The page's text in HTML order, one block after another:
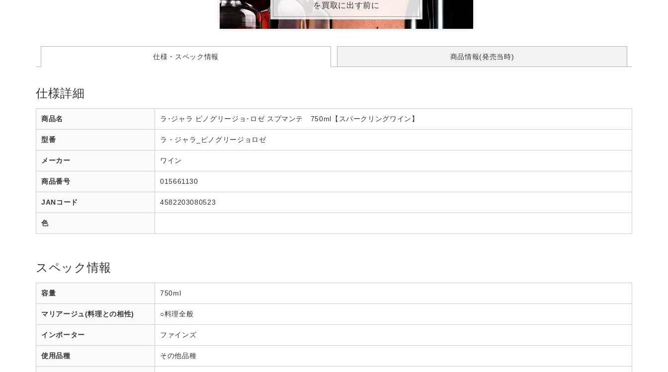
を買取に出す前に
仕様・スペック情報 商品情報(発売当時)
仕様詳細
商品名 ラ･ジャラ ピノグリージョ･ロゼ スプマンテ 750ml【スパークリングワイン】
型番 ラ・ジャラ_ピノグリージョロゼ
メーカー ワイン
商品番号 015661130
JANコード 4582203080523
色
スペック情報
容量 750ml
マリアージュ(料理との相性) ○料理全般
インポーター ファインズ
使用品種 その他品種